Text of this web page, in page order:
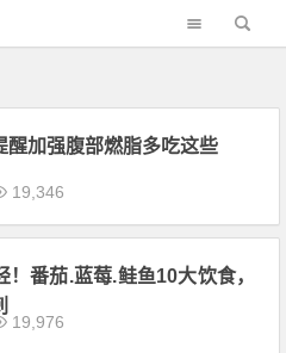
醒加强腹部燃脂多吃这些
19,346
！番茄.蓝莓.鲑鱼10大饮食，
19,976